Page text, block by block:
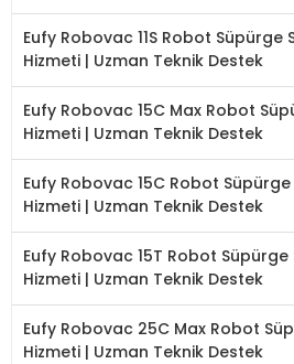
Eufy Robovac 11S Robot Süpürge
Hizmeti | Uzman Teknik Destek
Eufy Robovac 15C Max Robot
Hizmeti | Uzman Teknik Destek
Eufy Robovac 15C Robot Süpürge
Hizmeti | Uzman Teknik Destek
Eufy Robovac 15T Robot Süpürge
Hizmeti | Uzman Teknik Destek
Eufy Robovac 25C Max Robot
Hizmeti | Uzman Teknik Destek